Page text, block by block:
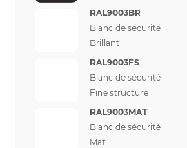
RAL9003BR
Blanc de sécurité
Brillant
RAL9003FS
Blanc de sécurité
Fine structure
RAL9003MAT
Blanc de sécurité
Mat